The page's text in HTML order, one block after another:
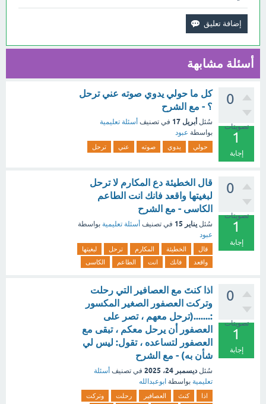
أسئلة مشابهة
0
تصويتات
1
إجابة
كل ما حولي يدوي صوته عني ترحل
؟ - مع الشرح
سُئل أبريل 17 في تصنيف أسئلة تعليمية
بواسطة عبود
حولي يدوي صوته عني ترحل
0
تصويتات
1
إجابة
قال الخطيئة دع المكارم لا ترحل
لبغيتها واقعد فانك انت الطاعم
الكاسى - مع الشرح
سُئل يناير 15 في تصنيف أسئلة تعليمية بواسطة
عبود
قال الخطيئة المكارم ترحل
لبغيتها
واقعد
فانك انت الطاعم الكاسى
0
تصويتات
1
إجابة
اذا كنتَ مع العصافير التي رحلت
وتركت العصفور الصغير المكسور
:.......(ترحل معهم ، تصر على
العصفور أن يرحل معكم ، تبقى مع
العصفور لتساعده ، تقول: ليس لي
شأن به) - مع الشرح
سُئل ديسمبر 24، 2025 في تصنيف أسئلة
تعليمية بواسطة ابوعبدالله
اذا كنتَ العصافير رحلت
وتركت